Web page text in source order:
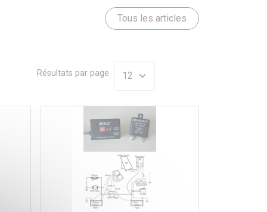
Tous les articles
Résultats par page